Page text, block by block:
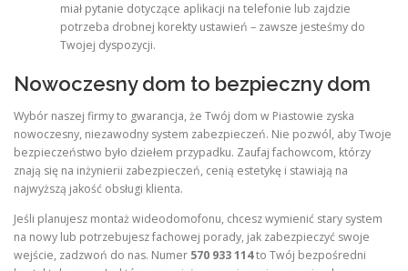
miał pytanie dotyczące aplikacji na telefonie lub zajdzie
potrzeba drobnej korekty ustawień – zawsze jesteśmy do
Twojej dyspozycji.
Nowoczesny dom to bezpieczny dom
Wybór naszej firmy to gwarancja, że Twój dom w Piastowie zyska
nowoczesny, niezawodny system zabezpieczeń. Nie pozwól, aby Twoje
bezpieczeństwo było dziełem przypadku. Zaufaj fachowcom, którzy
znają się na inżynierii zabezpieczeń, cenią estetykę i stawiają na
najwyższą jakość obsługi klienta.
Jeśli planujesz montaż wideodomofonu, chcesz wymienić stary system
na nowy lub potrzebujesz fachowej porady, jak zabezpieczyć swoje
wejście, zadzwoń do nas. Numer 570 933 114to Twój bezpośredni